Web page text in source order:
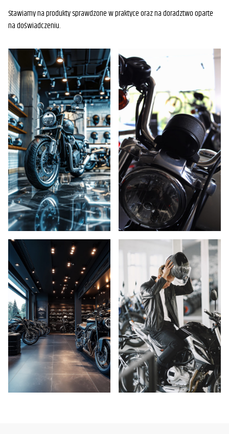
Stawiamy na produkty sprawdzone w praktyce oraz na doradztwo oparte
na doświadczeniu.